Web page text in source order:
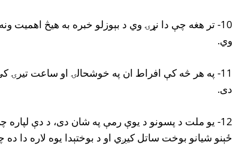
10- تر هغه چې دا نړۍ وي د بېوزلو خبره به هیڅ اهمیت
وي.
11- په هر څه کې افراط ان په خوشحالۍ او ساعت تیرۍ
دی.
12- یو ملت د پسونو د یوې رمې په شان دی، د دې
ځېنو شیانو بوخت ساتل کیږي او د بوختېدا یوه لاره دا ده